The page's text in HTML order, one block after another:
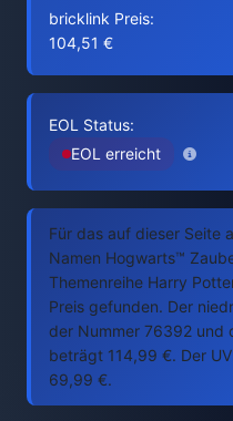
bricklink Preis:
104,51 €
EOL Status:
EOL erreicht
Für das auf dieser Seite
Namen Hogwarts™
Themenreihe Harry
Preis gefunden. Der
der Nummer 76392 und
beträgt 114,99 €. Der
69,99 €.